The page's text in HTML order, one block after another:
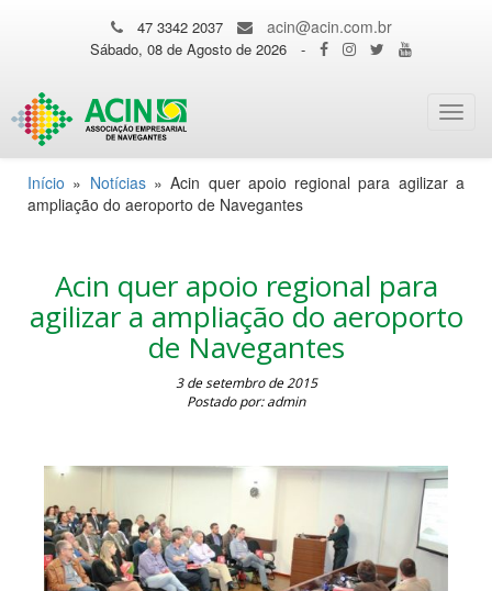
47 3342 2037 acin@acin.com.br
Sábado, 08 de Agosto de 2026 -
Início » Notícias»Acin quer apoio regional para agilizar a
ampliação do aeroporto de Navegantes
Acin quer apoio regional para
agilizar a ampliação do aeroporto
de Navegantes
3 de setembro de 2015
Postado por: admin